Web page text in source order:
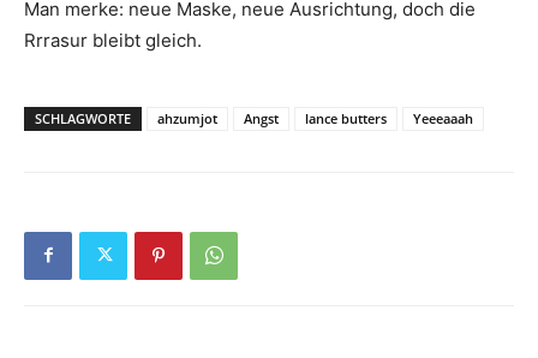
Man merke: neue Maske, neue Ausrichtung, doch die
Rrrasur bleibt gleich.
SCHLAGWORTE ahzumjot Angst lance butters Yeeeaaah